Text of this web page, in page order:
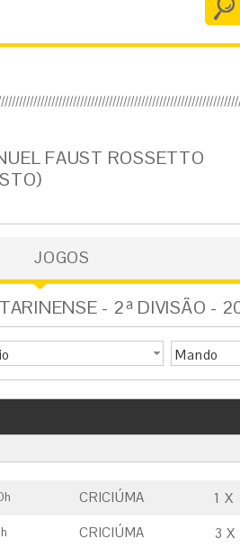
FAUST ROSSETTO
JOGOS
- 2ª DIVISÃO -
Mando
CRICIÚMA 1 X
CRICIÚMA 3 X